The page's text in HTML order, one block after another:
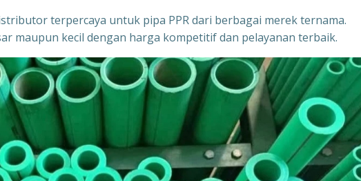
terpercaya untuk pipa PPR dari berbagai merek ternama.
maupun kecil dengan harga kompetitif dan pelayanan terbaik.